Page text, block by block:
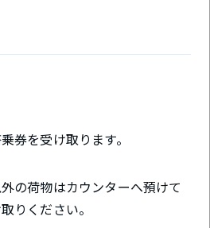
券を受け取ります。
の荷物はカウンターへ預けて
りください。